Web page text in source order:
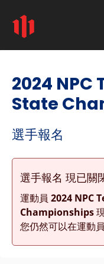
2024 NPC
State
選手報名
選手報名 現已關
運動員 2024 NPC
Championships
您仍然可以在運動